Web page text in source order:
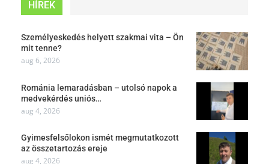
HÍREK
Személyeskedés helyett szakmai vita – Ön
mit tenne?
aug 6, 2026
Románia lemaradásban – utolsó napok a
medvekérdés uniós…
aug 4, 2026
Gyimesfelsőlokon ismét megmutatkozott
az összetartozás ereje
aug 4, 2026